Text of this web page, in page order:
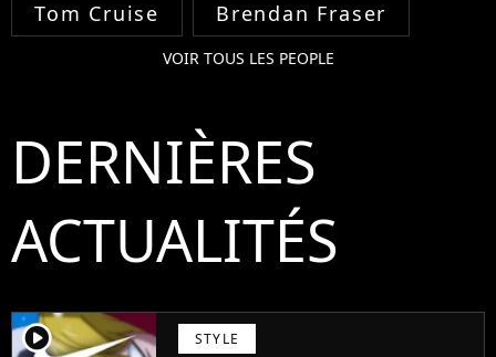
Tom Cruise Brendan Fraser
VOIR TOUS LES PEOPLE
DERNIÈRES
ACTUALITÉS
player2 STYLE